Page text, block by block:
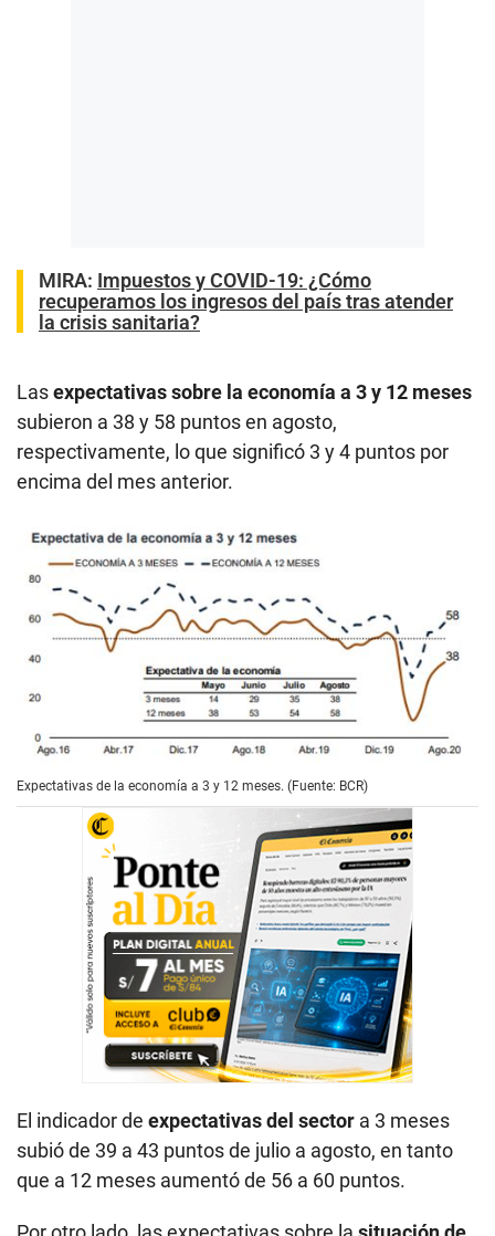
MIRA: Impuestos y COVID-19: ¿Cómo
recuperamos los ingresos del país tras atender
la crisis sanitaria?
Lasexpectativas sobre la economía a 3 y 12 meses
subieron a 38 y 58 puntos en agosto,
respectivamente, lo que significó 3 y 4 puntos por
encima del mes anterior.
Expectativas de la economía a 3 y 12 meses. (Fuente: BCR)
El indicador de expectativas del sector a 3 meses
subió de 39 a 43 puntos de julio a agosto, en tanto
que a 12 meses aumentó de 56 a 60 puntos.